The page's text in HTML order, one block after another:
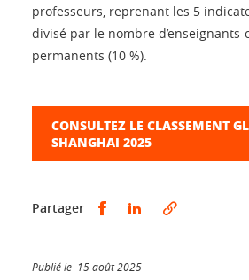
professeurs, reprenant les 5
divisé par le nombre
permanents (10 %).
CONSULTEZ LE CLASSEMENT
SHANGHAI 2025
Partager Partager sur Facebook
Partager sur
Publié le 15 août 2025